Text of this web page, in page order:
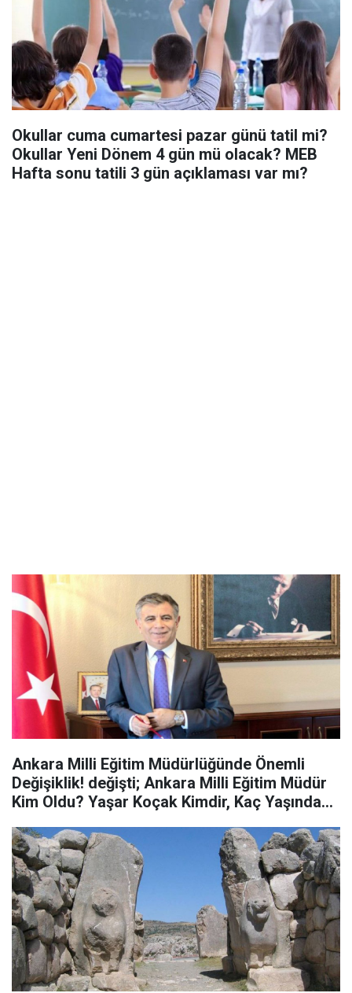
Okullar cuma cumartesi pazar günü tatil mi?
Okullar Yeni Dönem 4 gün mü olacak? MEB
Hafta sonu tatili 3 gün açıklaması var mı?
Ankara Milli Eğitim Müdürlüğünde Önemli
Değişiklik! değişti; Ankara Milli Eğitim Müdür
Kim Oldu? Yaşar Koçak Kimdir, Kaç Yaşında